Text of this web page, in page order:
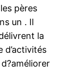
pères
un . Il
la
d’activités